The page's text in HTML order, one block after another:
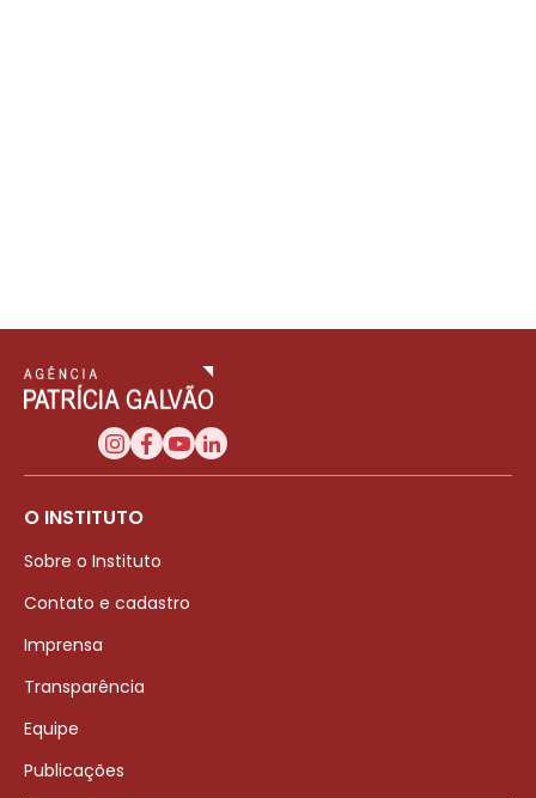
O INSTITUTO
Sobre o Instituto
Contato e cadastro
Imprensa
Transparência
Equipe
Publicações